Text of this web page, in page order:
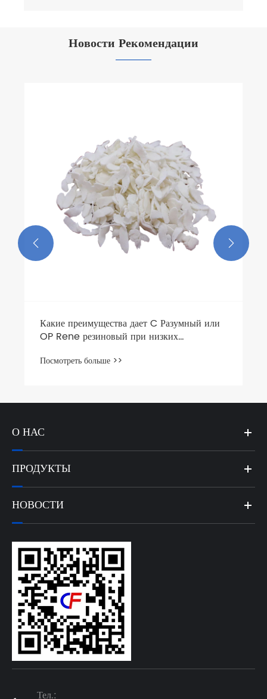
Новости Рекомендации
Какие преимущества дает C Разумный или
OP Rene резиновый при низких
Посмотреть больше >>
 
О НАС
ПРОДУКТЫ
НОВОСТИ
Тел.: